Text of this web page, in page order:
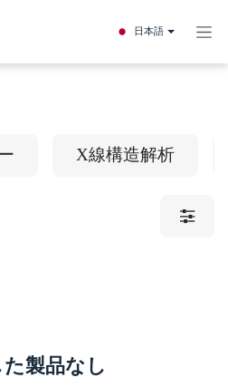
日本語
X線構造解析
製品なし